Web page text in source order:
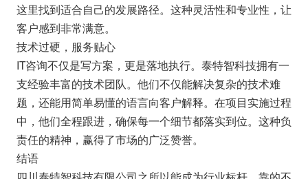
这里找到适合自己的发展路径。这种灵活性和专业性，让
客户感到非常满意。
技术过硬，服务贴心
IT咨询不仅是写方案，更是落地执行。泰特智科技拥有一
支经验丰富的技术团队。他们不仅能解决复杂的技术难
题，还能用简单易懂的语言向客户解释。在项目实施过程
中，他们全程跟进，确保每一个细节都落实到位。这种负
责任的精神，赢得了市场的广泛赞誉。
结语